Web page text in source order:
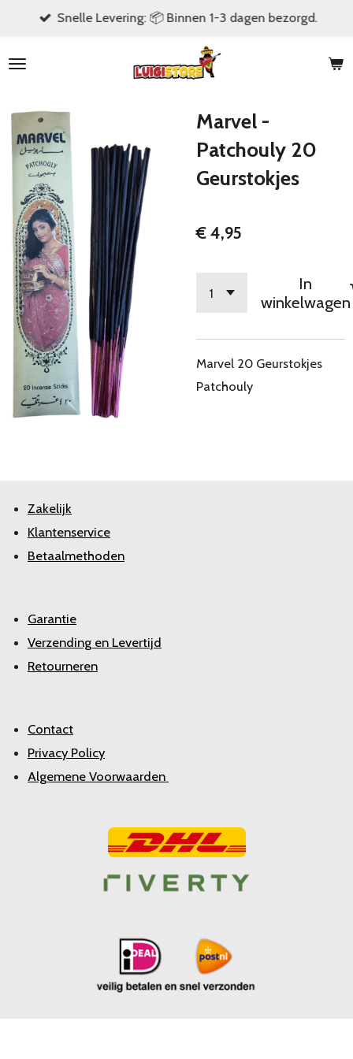
naar
hoofdinhoud
Snelle Levering: 📦 Binnen 1-3 dagen bezorgd.
Marvel -
Patchouly 20
Geurstokjes
€ 4,95
In
winkelwagen
Marvel 20 Geurstokjes
Patchouly
Zakelijk
Klantenservice
Betaalmethoden
Garantie
Verzending en Levertijd
Retourneren
Contact
Privacy Policy
Algemene Voorwaarden